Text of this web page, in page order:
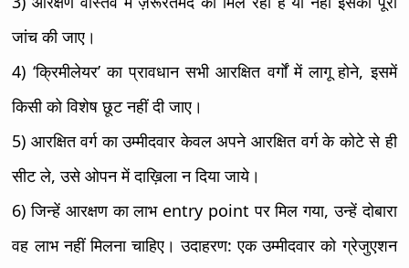
जांच की जाए।
4) ‘क्रिमीलेयर’ का प्रावधान सभी आरक्षित वर्गों में लागू होने, इसमें
किसी को विशेष छूट नहीं दी जाए।
5) आरक्षित वर्ग का उम्मीदवार केवल अपने आरक्षित वर्ग के कोटे से ही
सीट ले, उसे ओपन में दाख़िला न दिया जाये।
6) जिन्हें आरक्षण का लाभ entry point पर मिल गया, उन्हें दोबारा
वह लाभ नहीं मिलना चाहिए। उदाहरण: एक उम्मीदवार को ग्रेजुएशन